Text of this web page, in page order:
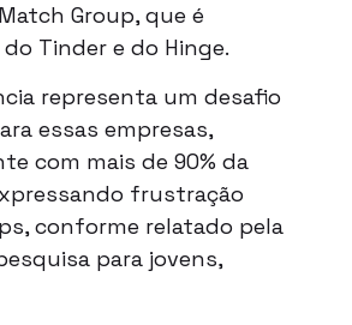
Group, que é
Tinder e do Hinge.
representa um desafio
essas empresas,
com mais de 90% da
frustração
conforme relatado pela
para jovens,